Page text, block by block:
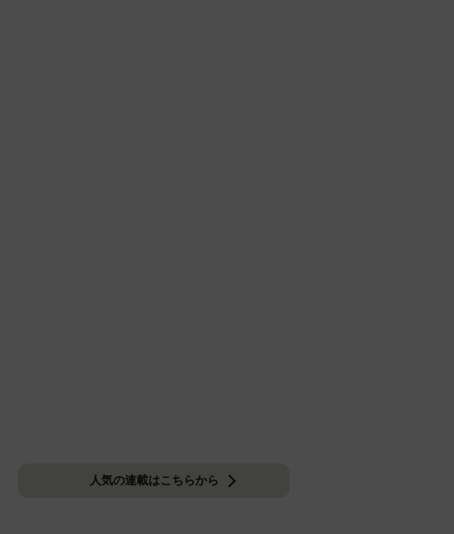
人気の連載はこちらから